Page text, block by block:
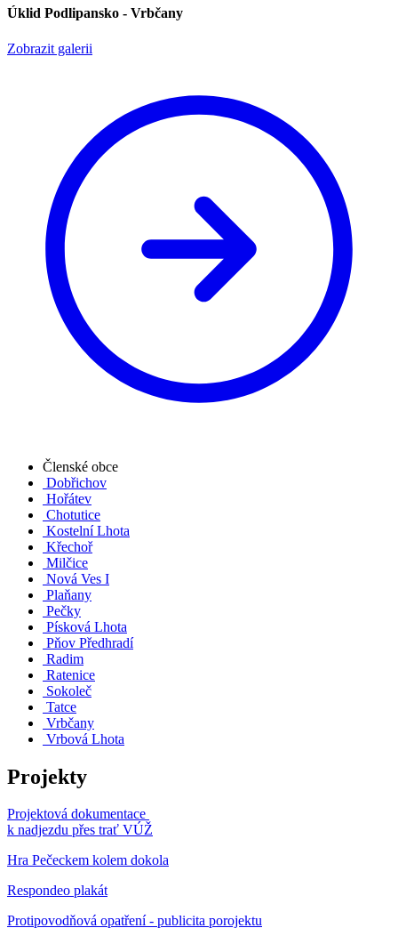
Úklid Podlipansko - Vrbčany
Zobrazit galerii
Členské obce
Dobřichov
Hořátev
Chotutice
Kostelní Lhota
Křechoř
Milčice
Nová Ves I
Plaňany
Pečky
Písková Lhota
Pňov Předhradí
Radim
Ratenice
Sokoleč
Tatce
Vrbčany
Vrbová Lhota
Projekty
Projektová dokumentace
k nadjezdu přes trať VÚŽ
Hra Pečeckem kolem dokola
Respondeo plakát
Protipovodňová opatření - publicita porojektu